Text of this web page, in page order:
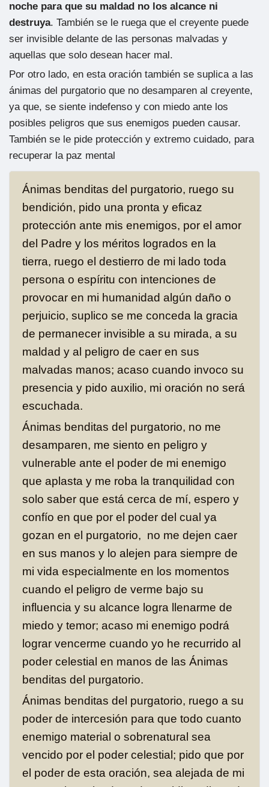
noche para que su maldad no los alcance ni
destruya. También se le ruega que el creyente puede
ser invisible delante de las personas malvadas y
aquellas que solo desean hacer mal.
Por otro lado, en esta oración también se suplica a las
ánimas del purgatorio que no desamparen al creyente,
ya que, se siente indefenso y con miedo ante los
posibles peligros que sus enemigos pueden causar.
También se le pide protección y extremo cuidado, para
recuperar la paz mental
Ánimas benditas del purgatorio, ruego su
bendición, pido una pronta y eficaz
protección ante mis enemigos, por el amor
del Padre y los méritos logrados en la
tierra, ruego el destierro de mi lado toda
persona o espíritu con intenciones de
provocar en mi humanidad algún daño o
perjuicio, suplico se me conceda la gracia
de permanecer invisible a su mirada, a su
maldad y al peligro de caer en sus
malvadas manos; acaso cuando invoco su
presencia y pido auxilio, mi oración no será
escuchada.
Ánimas benditas del purgatorio, no me
desamparen, me siento en peligro y
vulnerable ante el poder de mi enemigo
que aplasta y me roba la tranquilidad con
solo saber que está cerca de mí, espero y
confío en que por el poder del cual ya
gozan en el purgatorio, no me dejen caer
en sus manos y lo alejen para siempre de
mi vida especialmente en los momentos
cuando el peligro de verme bajo su
influencia y su alcance logra llenarme de
miedo y temor; acaso mi enemigo podrá
lograr vencerme cuando yo he recurrido al
poder celestial en manos de las Ánimas
benditas del purgatorio.
Ánimas benditas del purgatorio, ruego a su
poder de intercesión para que todo cuanto
enemigo material o sobrenatural sea
vencido por el poder celestial; pido que por
el poder de esta oración, sea alejada de mi